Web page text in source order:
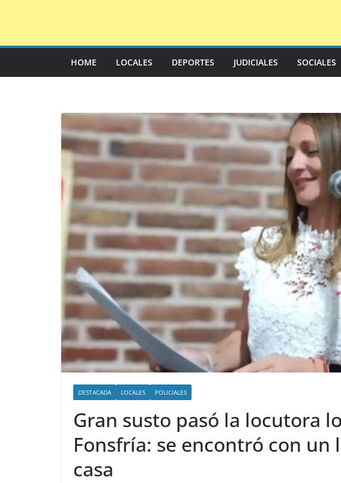
HOME LOCALES DEPORTES JUDICIALES SOCIALES
DESTACADA LOCALES POLICIALES
Gran susto pasó la locutora
Fonsfría: se encontró con
casa